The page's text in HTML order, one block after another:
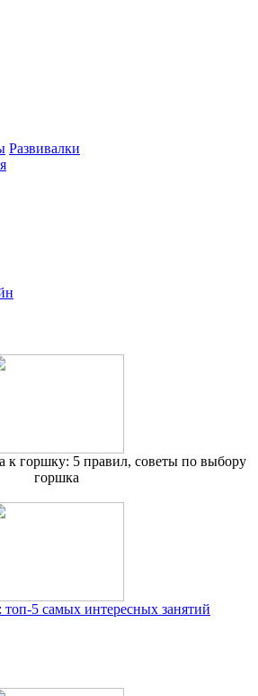
Развивалки
к горшку: 5 правил, советы по выбору
горшка
топ-5 самых интересных занятий